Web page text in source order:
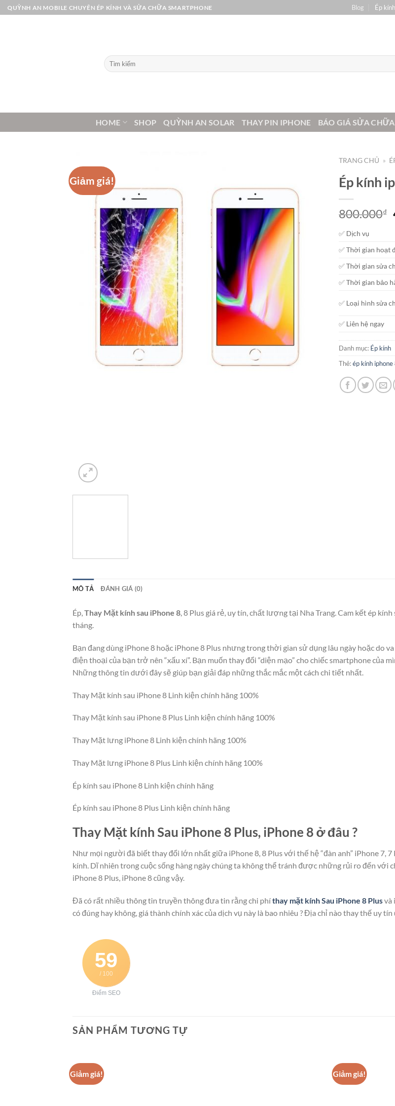
Bỏ
qua
QUỲNH AN MOBILE CHUYÊN ÉP KÍNH VÀ SỬA CHỮA SMARTPHONE Blog Ép kính
Tìm
kiếm:
HOME SHOP QUỲNH AN SOLAR THAY PIN IPHONE BÁO GIÁ SỬA CHỮA
Giảm giá!
TRANG CHỦ »
Ép kính
800.000₫
✅ Dịch vụ
✅ Thời gian hoạt
✅ Thời gian sửa
✅ Thời gian bảo
✅ Loại hình sửa
✅ Liên hệ ngay
Danh mục: Ép kính
Thẻ:ép kính iphone
MÔ TẢ ĐÁNH GIÁ (0)
Ép,Thay Mặt kính sau iPhone 8, 8 Plus giá rẻ, uy tín, chất lượng tại Nha Trang. Cam kết ép
tháng.
Bạn đang dùng iPhone 8 hoặc iPhone 8 Plus nhưng trong thời gian sử dụng lâu ngày hoặc do
điện thoại của bạn trở nên “xấu xí”. Bạn muốn thay đổi “diện mạo” cho chiếc smartphone của
Những thông tin dưới đây sẽ giúp bạn giải đáp những thắc mắc một cách chi tiết nhất.
Thay Mặt kính sau iPhone 8 Linh kiện chính hãng 100%
Thay Mặt kính sau iPhone 8 Plus Linh kiện chính hãng 100%
Thay Mặt lưng iPhone 8 Linh kiện chính hãng 100%
Thay Mặt lưng iPhone 8 Plus Linh kiện chính hãng 100%
Ép kính sau iPhone 8 Linh kiện chính hãng
Ép kính sau iPhone 8 Plus Linh kiện chính hãng
Thay Mặt kính Sau iPhone 8 Plus, iPhone 8 ở đâu ?
Như mọi người đã biết thay đổi lớn nhất giữa iPhone 8, 8 Plus với thế hệ “đàn anh” iPhone 7,
kính. Dĩ nhiên trong cuộc sống hàng ngày chúng ta không thể tránh được những rủi ro đến với
iPhone 8 Plus, iPhone 8 cũng vậy.
Đã có rất nhiều thông tin truyền thông đưa tin rằng chi phíthay mặt kính Sau iPhone 8 Plusvà
có đúng hay không, giá thành chính xác của dịch vụ này là bao nhiêu ? Địa chỉ nào thay thế uy
59
/ 100
Điểm SEO
SẢN PHẨM TƯƠNG TỰ
Giảm giá! Giảm giá!